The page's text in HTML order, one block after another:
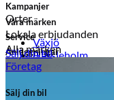
Orter
Växjö
Hässleholm
Ljungby
Kampanjer
Lokala erbjudanden
Ljungby
Växjö
Kampanjer på märken
Våra märken
Alla märken
Service
Anläggningar
Sälj din bil
Företag
Sälj din bil